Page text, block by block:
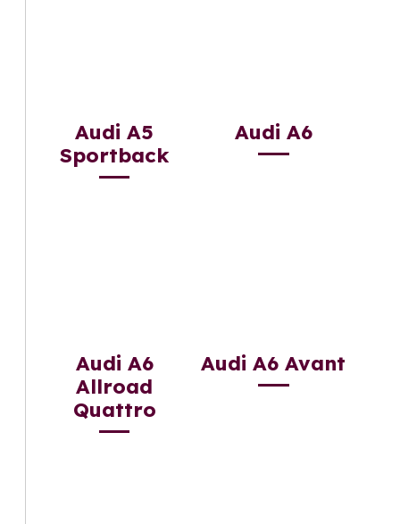
Audi A5
Sportback
Audi A6
Audi A6
Allroad
Quattro
Audi A6 Avant